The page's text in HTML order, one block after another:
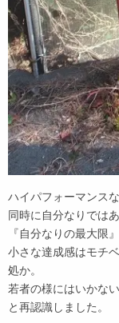
ハイパフォーマンス
同時に自分なりでは
『自分なりの最大限
小さな達成感はモチ
処か。
若者の様にはいかな
と再認識しました。